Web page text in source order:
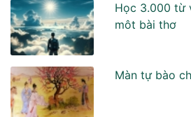
Học 3.000 từ
môt bài thơ
Màn tự bào